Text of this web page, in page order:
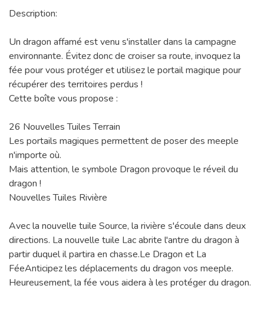
Description:
Un dragon affamé est venu s'installer dans la campagne
environnante. Évitez donc de croiser sa route, invoquez la
fée pour vous protéger et utilisez le portail magique pour
récupérer des territoires perdus !
Cette boîte vous propose :
26 Nouvelles Tuiles Terrain
Les portails magiques permettent de poser des meeple
n'importe où.
Mais attention, le symbole Dragon provoque le réveil du
dragon !
Nouvelles Tuiles Rivière
Avec la nouvelle tuile Source, la rivière s'écoule dans deux
directions. La nouvelle tuile Lac abrite l'antre du dragon à
partir duquel il partira en chasse.Le Dragon et La
FéeAnticipez les déplacements du dragon vos meeple.
Heureusement, la fée vous aidera à les protéger du dragon.